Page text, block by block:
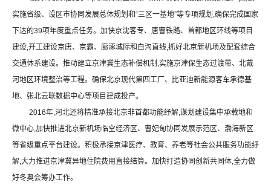
实施省级、设区市协同发展总体规划和“三区一基地”等专项规划 ,确保完成国家
下达的39项年度重点任务。加快京沈客专、唐曹铁路、首都地区环线等项目
建设,开工建设京唐、京霸、廊涿城际和白沟直线,抓好北京新机场及配套综合
交通体系建设。推动建立京津冀生态补偿机制 ,实施京津保生态过渡带、北戴
河地区环境整治等工程。确保北京现代第四工厂、比亚迪新能源客车承德基
地、张北云联数据中心等项目建成投产。
2016年,河北还将精准承接北京非首都功能纾解,谋划建设集中承载地和
微中心,加快推进北京新机场临空经济区、曹妃甸协同发展示范区、渤海新区
等省级重点平台建设。积极承接京津医疗、教育、养老等社会公共服务功能纾
解,大力推进京津冀异地住院费用直接结算。加快打造协同创新共同体,全力做
好冬奥会筹办工作。